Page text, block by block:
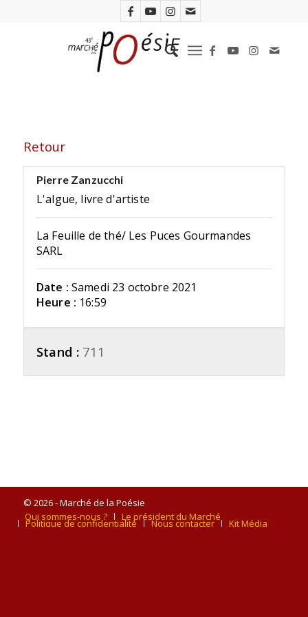
Retour
Pierre Zanzucchi
L'algue, livre d'artiste
La Feuille de thé/ Les Puces Gourmandes
SARL
Date : Samedi 23 octobre 2021
Heure : 16:59
Stand : 711
© 2026 - Marché de la Poésie
Qui sommes-nous ?
Le président du Marché
Politique de confidentialité Nous contacter Kit Média